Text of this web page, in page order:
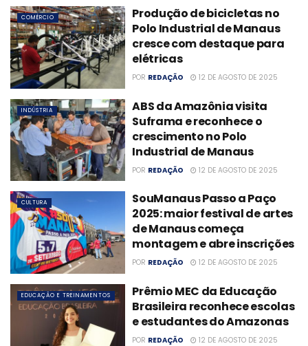
COMÉRCIO
Produção de bicicletas no
Polo Industrial de Manaus
cresce com destaque para
elétricas
POR REDAÇÃO 12 DE AGOSTO DE 2025
INDÚSTRIA
ABS da Amazônia visita
Suframa e reconhece o
crescimento no Polo
Industrial de Manaus
POR REDAÇÃO 12 DE AGOSTO DE 2025
CULTURA
SouManaus Passo a Paço
2025: maior festival de artes
de Manaus começa
montagem e abre inscrições
POR REDAÇÃO 12 DE AGOSTO DE 2025
EDUCAÇÃO E TREINAMENTOS
Prêmio MEC da Educação
Brasileira reconhece escolas
e estudantes do Amazonas
POR REDAÇÃO 12 DE AGOSTO DE 2025